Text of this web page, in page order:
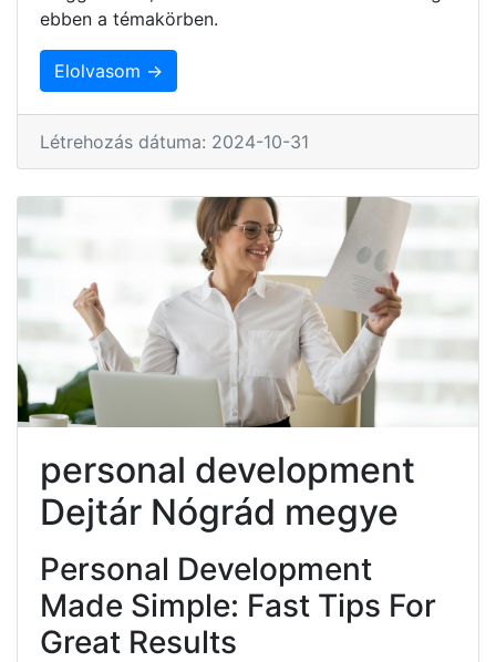
ebben a témakörben.
Elolvasom →
Létrehozás dátuma: 2024-10-31
personal development
Dejtár Nógrád megye
Personal Development
Made Simple: Fast Tips For
Great Results